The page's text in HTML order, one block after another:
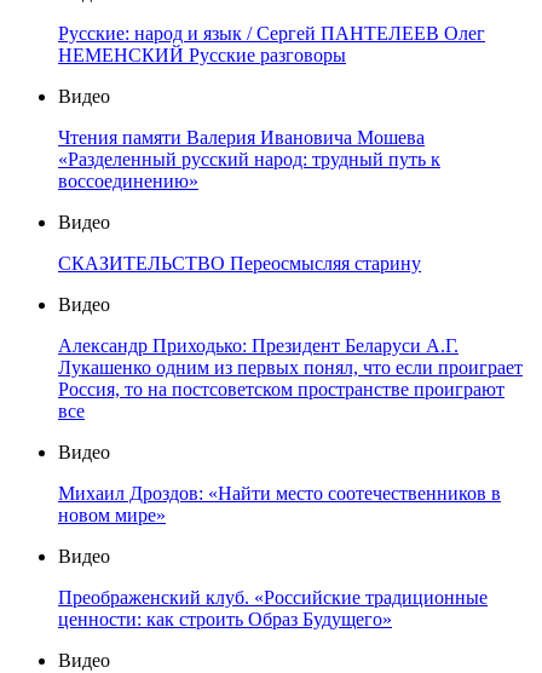
Русские: народ и язык / Сергей ПАНТЕЛЕЕВ Олег
НЕМЕНСКИЙ Русские разговоры
Видео
Чтения памяти Валерия Ивановича Мошева
«Разделенный русский народ: трудный путь к
воссоединению»
Видео
СКАЗИТЕЛЬСТВО Переосмысляя старину
Видео
Александр Приходько: Президент Беларуси А.Г.
Лукашенко одним из первых понял, что если проиграет
Россия, то на постсоветском пространстве проиграют
все
Видео
Михаил Дроздов: «Найти место соотечественников в
новом мире»
Видео
Преображенский клуб. «Российские традиционные
ценности: как строить Образ Будущего»
Видео